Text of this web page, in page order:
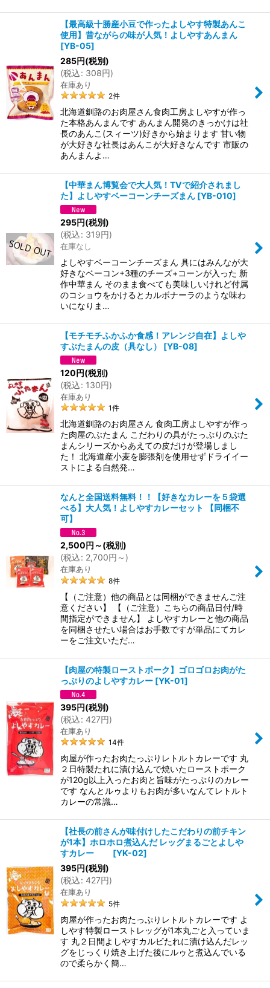
【最高級十勝産小豆で作ったよしやす特製あんこ
使用】昔ながらの味が人気！よしやすあんまん
[YB-05]
285円(税別)
(税込: 308円)
在庫あり
2件
北海道釧路のお肉屋さん食肉工房よしやすが作っ
た本格あんまんです あんまん開発のきっかけは社
長のあんこ(スィーツ)好きから始まります 甘い物
が大好きな社長はあんこが大好きなんです 市販の
あんまんよ…
【中華まん博覧会で大人気！TVで紹介されまし
た】よしやすベーコーンチーズまん [YB-010]
295円(税別)
(税込: 319円)
在庫なし
よしやすベーコーンチーズまん 具にはみんなが大
好きなベーコン+3種のチーズ+コーンが入った 新
作中華まん そのまま食べても美味しいけれど付属
のコショウをかけるとカルボナーラのような味わ
いになりま…
【モチモチふかふか食感！アレンジ自在】よしや
すぶたまんの皮（具なし）
[YB-08]
120円(税別)
(税込: 130円)
在庫あり
1件
北海道釧路のお肉屋さん 食肉工房よしやすが作っ
た肉屋のぶたまん こだわりの具がたっぷりのぶた
まんシリーズからあえての皮だけが登場しまし
た！ 北海道産小麦を膨張剤を使用せずドライイー
ストによる自然発…
なんと全国送料無料！！【好きなカレーを５袋選
べる】大人気！よしやすカレーセット 【同梱不
可】
2,500円 ～(税別)
(税込: 2,700円 ～ )
在庫あり
8件
【（ご注意）他の商品とは同梱ができませんご注
意ください】 【（ご注意）こちらの商品日付/時
間指定ができません】 よしやすカレーと他の商品
を同梱させたい場合はお手数ですが単品にてカレ
ーをご注文いただ…
【肉屋の特製ローストポーク】ゴロゴロお肉がた
っぷりのよしやすカレー [YK-01]
395円(税別)
(税込: 427円)
在庫あり
14件
肉屋が作ったお肉たっぷりレトルトカレーです 丸
２日特製たれに漬け込んで焼いたローストポーク
が120g以上入ったお肉と旨味がたっぷりのカレー
です なんとルゥよりもお肉が多いなんてレトルト
カレーの常識…
【社長の前さんが味付けしたこだわりの前チキン
が1本】ホロホロ煮込んだ レッグまるごとよしや
すカレー
[YK-02]
395円(税別)
(税込: 427円)
在庫あり
5件
肉屋が作ったお肉たっぷりレトルトカレーです よ
しやす特製ローストレッグが1本丸ごと入っていま
す 丸２日間よしやすカルビたれに漬け込んだレッ
グをじっくり焼き上げた後にルゥと煮込んでいる
ので柔らかく簡…